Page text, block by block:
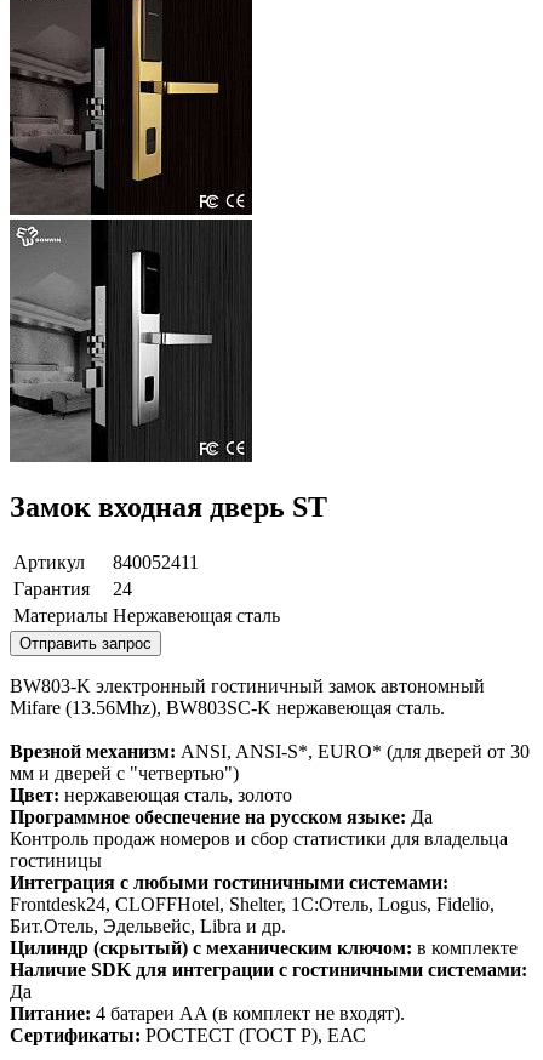
Замок входная дверь ST
Артикул
840052411
Гарантия
24
Материалы Нержавеющая сталь
Отправить запрос
BW803-K электронный гостиничный замок автономный
Mifare (13.56Mhz), BW803SC-K нержавеющая сталь.
Врезной механизм: ANSI, ANSI-S*, EURO* (для дверей от 30
мм и дверей с "четвертью")
Цвет: нержавеющая сталь, золото
Программное обеспечение на русском языке: Да
Контроль продаж номеров и сбор статистики для владельца
гостиницы
Интеграция с любыми гостиничными системами:
Frontdesk24, CLOFFHotel, Shelter, 1С:Отель, Logus, Fidelio,
Бит.Отель, Эдельвейс, Libra и др.
Цилиндр (скрытый) с механическим ключом: в комплекте
Наличие SDK для интеграции с гостиничными системами:
Да
Питание: 4 батареи AA (в комплект не входят).
Сертификаты: РОСТЕСТ (ГОСТ Р), ЕАС